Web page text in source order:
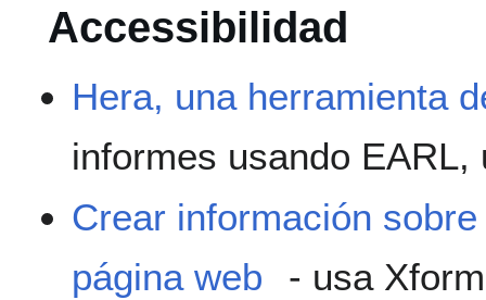
Accessibilidad
Hera, una herramienta
informes usando EARL,
Crear información
página web
- usa